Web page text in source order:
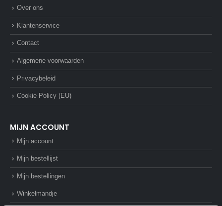
Over ons
Klantenservice
Contact
Algemene voorwaarden
Privacybeleid
Cookie Policy (EU)
MIJN ACCOUNT
Mijn account
Mijn bestellijst
Mijn bestellingen
Winkelmandje